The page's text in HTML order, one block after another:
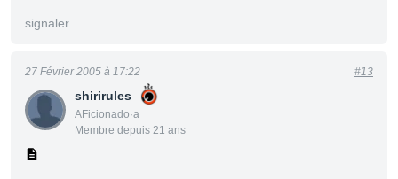
signaler
shirirules
AFicionado·a
Membre depuis 21 ans
27 Février 2005 à 17:22 #13